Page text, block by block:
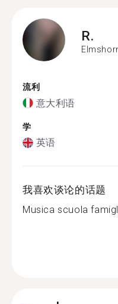
R.
流利
意大利语
学
英语
我喜欢谈论的话题
Musica scuola